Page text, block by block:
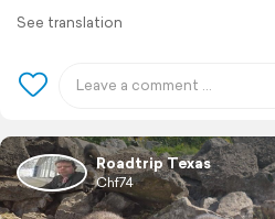
See translation
Roadtrip Texas
Chf74